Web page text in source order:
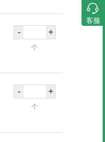
- +
个
- +
个
客服